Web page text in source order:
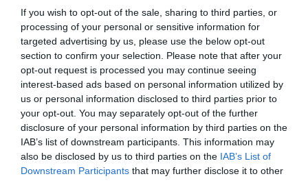
If you wish to opt-out of the sale, sharing to third parties, or
processing of your personal or sensitive information for
targeted advertising by us, please use the below opt-out
section to confirm your selection. Please note that after your
opt-out request is processed you may continue seeing
interest-based ads based on personal information utilized by
us or personal information disclosed to third parties prior to
your opt-out. You may separately opt-out of the further
disclosure of your personal information by third parties on the
IAB’s list of downstream participants. This information may
also be disclosed by us to third parties on the IAB’s List of
Downstream Participants that may further disclose it to other